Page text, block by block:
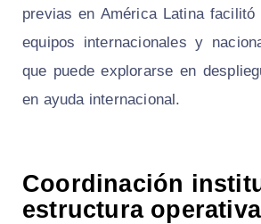
previas en América Latina
equipos internacionales y
que puede explorarse en
en ayuda internacional.
Coordinación
estructura operativa